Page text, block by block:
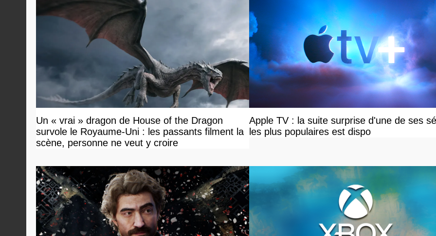
Un « vrai » dragon de House of the Dragon
survole le Royaume-Uni : les passants filment la
scène, personne ne veut y croire
Apple TV : la suite surprise d'une de ses
les plus populaires est dispo